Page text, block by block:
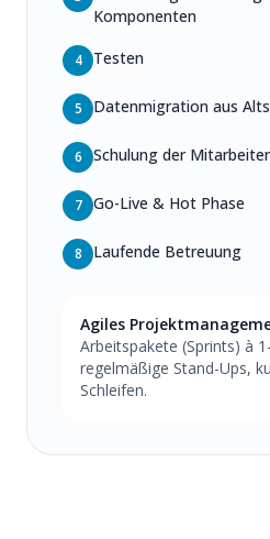
Komponenten
4 Testen
5 Datenmigration aus
6 Schulung der
7 Go-Live & Hot Phase
8 Laufende Betreuung
Agiles
Arbeitspakete (Sprints) à
regelmäßige Stand-Ups,
Schleifen.